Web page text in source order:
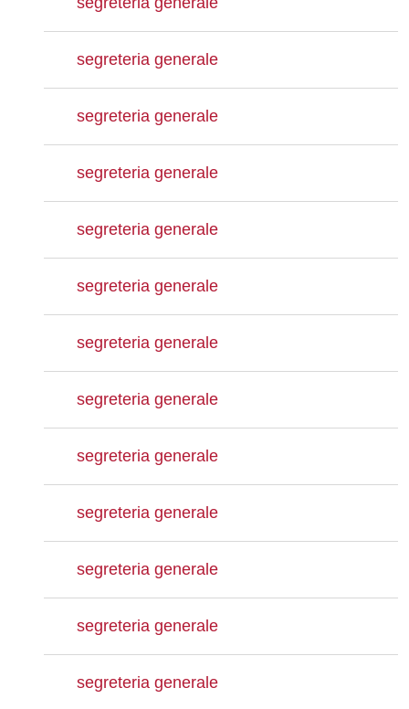
segreteria generale
segreteria generale
segreteria generale
segreteria generale
segreteria generale
segreteria generale
segreteria generale
segreteria generale
segreteria generale
segreteria generale
segreteria generale
segreteria generale